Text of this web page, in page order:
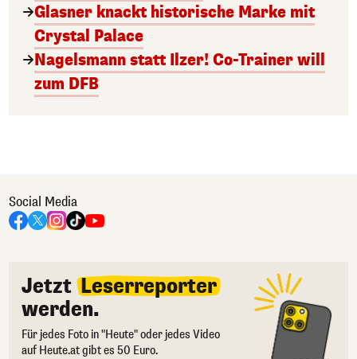
Glasner knackt historische Marke mit
Crystal Palace
Nagelsmann statt Ilzer! Co-Trainer will
zum DFB
Social Media
Jetzt Leserreporter
werden.
Für jedes Foto in "Heute" oder jedes Video
auf Heute.at gibt es 50 Euro.